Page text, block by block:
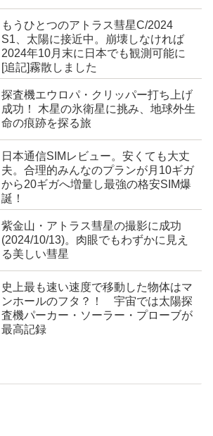
もうひとつのアトラス彗星C/2024
S1、太陽に接近中。崩壊しなければ
2024年10月末に日本でも観測可能に
[追記]霧散しました
探査機エウロパ・クリッパー打ち上げ
成功！ 木星の氷衛星に挑み、地球外生
命の痕跡を探る旅
日本通信SIMレビュー。安くても大丈
夫。合理的みんなのプランが月10ギガ
から20ギガへ増量し最強の格安SIM爆
誕！
紫金山・アトラス彗星の撮影に成功
(2024/10/13)。肉眼でもわずかに見え
る美しい彗星
史上最も速い速度で移動した物体はマ
ンホールのフタ？！ 宇宙では太陽探
査機パーカー・ソーラー・プローブが
最高記録